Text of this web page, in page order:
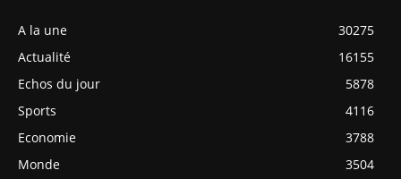
A la une
30275
Actualité
16155
Echos du jour
5878
Sports
4116
Economie
3788
Monde
3504